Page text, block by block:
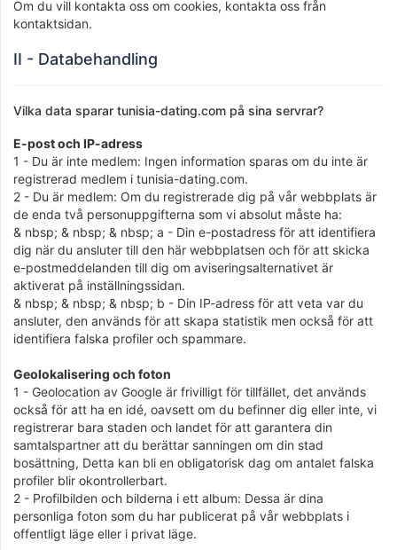
Om du vill kontakta oss om cookies, kontakta oss från
kontaktsidan.
II - Databehandling
Vilka data sparar tunisia-dating.com på sina servrar?
E-post och IP-adress
1 - Du är inte medlem: Ingen information sparas om du inte är
registrerad medlem i tunisia-dating.com.
2 - Du är medlem: Om du registrerade dig på vår webbplats är
de enda två personuppgifterna som vi absolut måste ha:
& nbsp; & nbsp; & nbsp; a - Din e-postadress för att identifiera
dig när du ansluter till den här webbplatsen och för att skicka
e-postmeddelanden till dig om aviseringsalternativet är
aktiverat på inställningssidan.
& nbsp; & nbsp; & nbsp; b - Din IP-adress för att veta var du
ansluter, den används för att skapa statistik men också för att
identifiera falska profiler och spammare.
Geolokalisering och foton
1 - Geolocation av Google är frivilligt för tillfället, det används
också för att ha en idé, oavsett om du befinner dig eller inte, vi
registrerar bara staden och landet för att garantera din
samtalspartner att du berättar sanningen om din stad
bosättning, Detta kan bli en obligatorisk dag om antalet falska
profiler blir okontrollerbart.
2 - Profilbilden och bilderna i ett album: Dessa är dina
personliga foton som du har publicerat på vår webbplats i
offentligt läge eller i privat läge.